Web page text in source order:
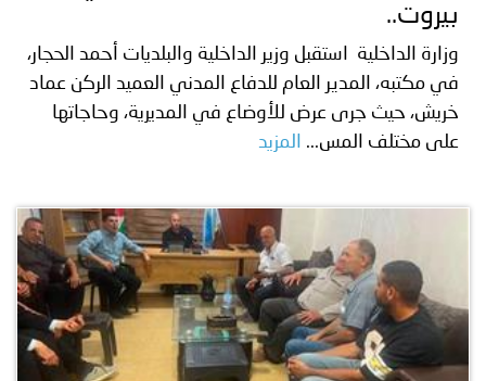
بيروت..
وزارة الداخلية استقبل وزير الداخلية والبلديات أحمد الحجار،
في مكتبه، المدير العام للدفاع المدني العميد الركن عماد
خريش، حيث جرى عرض للأوضاع في المديرية، وحاجاتها
على مختلف المس...
المزيد